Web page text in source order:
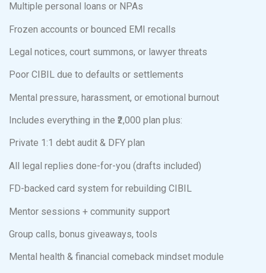
Multiple personal loans or NPAs
Frozen accounts or bounced EMI recalls
Legal notices, court summons, or lawyer threats
Poor CIBIL due to defaults or settlements
Mental pressure, harassment, or emotional burnout
Includes everything in the ₹2,000 plan plus:
Private 1:1 debt audit & DFY plan
All legal replies done-for-you (drafts included)
FD-backed card system for rebuilding CIBIL
Mentor sessions + community support
Group calls, bonus giveaways, tools
Mental health & financial comeback mindset module